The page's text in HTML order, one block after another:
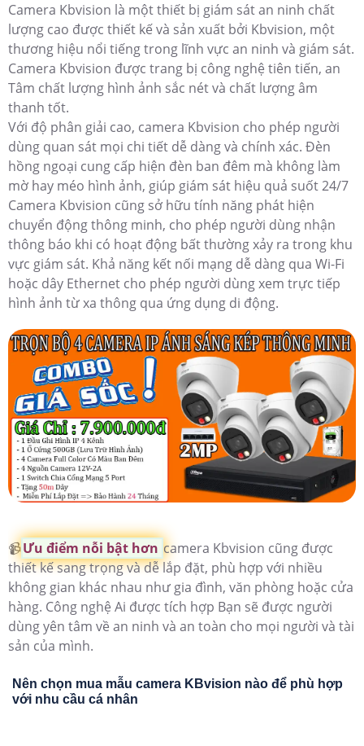
Camera Kbvision là một thiết bị giám sát an ninh chất
lượng cao được thiết kế và sản xuất bởi Kbvision, một
thương hiệu nổi tiếng trong lĩnh vực an ninh và giám sát.
Camera Kbvision được trang bị công nghệ tiên tiến, an
Tâm chất lượng hình ảnh sắc nét và chất lượng âm
thanh tốt.
Với độ phân giải cao, camera Kbvision cho phép người
dùng quan sát mọi chi tiết dễ dàng và chính xác. Đèn
hồng ngoại cung cấp hiện đèn ban đêm mà không làm
mờ hay méo hình ảnh, giúp giám sát hiệu quả suốt 24/7
Camera Kbvision cũng sở hữu tính năng phát hiện
chuyển động thông minh, cho phép người dùng nhận
thông báo khi có hoạt động bất thường xảy ra trong khu
vực giám sát. Khả năng kết nối mạng dễ dàng qua Wi-Fi
hoặc dây Ethernet cho phép người dùng xem trực tiếp
hình ảnh từ xa thông qua ứng dụng di động.
📹Ưu điểm nỗi bật hơn camera Kbvision cũng được
thiết kế sang trọng và dễ lắp đặt, phù hợp với nhiều
không gian khác nhau như gia đình, văn phòng hoặc cửa
hàng. Công nghệ Ai được tích hợp Bạn sẽ được người
dùng yên tâm về an ninh và an toàn cho mọi người và tài
sản của mình.
Nên chọn mua mẫu camera KBvision nào để phù hợp
với nhu cầu cá nhân